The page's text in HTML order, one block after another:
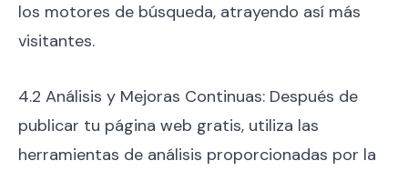
los motores de búsqueda, atrayendo así más
visitantes.
4.2 Análisis y Mejoras Continuas: Después de
publicar tu página web gratis, utiliza las
herramientas de análisis proporcionadas por la